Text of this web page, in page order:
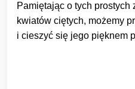
Pamiętając o tych
kwiatów ciętych, możemy
i cieszyć się jego pięknem